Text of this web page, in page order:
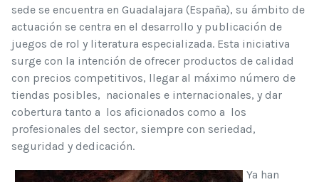
sede se encuentra en Guadalajara (España), su ámbito de
actuación se centra en el desarrollo y publicación de
juegos de rol y literatura especializada. Esta iniciativa
surge con la intención de ofrecer productos de calidad
con precios competitivos, llegar al máximo número de
tiendas posibles, nacionales e internacionales, y dar
cobertura tanto a los aficionados como a los
profesionales del sector, siempre con seriedad,
seguridad y dedicación.
Ya han